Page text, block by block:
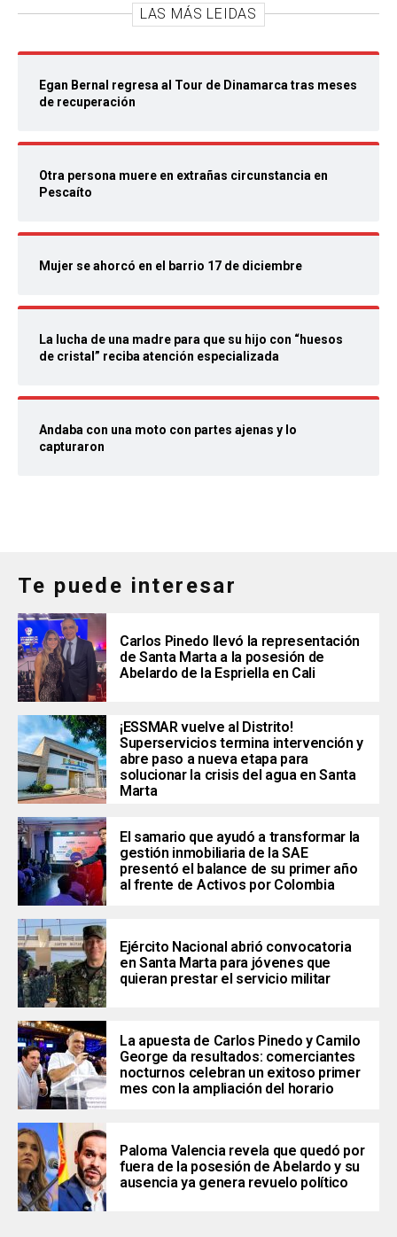
LAS MÁS LEIDAS
Egan Bernal regresa al Tour de Dinamarca tras meses
de recuperación
Otra persona muere en extrañas circunstancia en
Pescaíto
Mujer se ahorcó en el barrio 17 de diciembre
La lucha de una madre para que su hijo con “huesos
de cristal” reciba atención especializada
Andaba con una moto con partes ajenas y lo
capturaron
Te puede interesar
Carlos Pinedo llevó la representación
de Santa Marta a la posesión de
Abelardo de la Espriella en Cali
¡ESSMAR vuelve al Distrito!
Superservicios termina intervención y
abre paso a nueva etapa para
solucionar la crisis del agua en Santa
Marta
El samario que ayudó a transformar la
gestión inmobiliaria de la SAE
presentó el balance de su primer año
al frente de Activos por Colombia
Ejército Nacional abrió convocatoria
en Santa Marta para jóvenes que
quieran prestar el servicio militar
La apuesta de Carlos Pinedo y Camilo
George da resultados: comerciantes
nocturnos celebran un exitoso primer
mes con la ampliación del horario
Paloma Valencia revela que quedó por
fuera de la posesión de Abelardo y su
ausencia ya genera revuelo político